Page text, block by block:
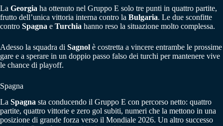
La Georgia ha ottenuto nel Gruppo E solo tre punti in quattro partite,
frutto dell’unica vittoria interna contro la Bulgaria. Le due sconfitte
contro Spagna e Turchia hanno reso la situazione molto complessa.
Adesso la squadra di Sagnol è costretta a vincere entrambe le prossime
gare e a sperare in un doppio passo falso dei turchi per mantenere vive
le chance di playoff.
Spagna
La Spagna sta conducendo il Gruppo E con percorso netto: quattro
partite, quattro vittorie e zero gol subiti, numeri che la mettono in una
posizione di grande forza verso il Mondiale 2026. Un altro successo